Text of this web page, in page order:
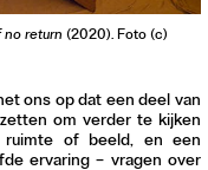
return (2020). Foto (c)
ons op dat een deel van
om verder te kijken
ruimte of beeld, en een
ervaring – vragen over